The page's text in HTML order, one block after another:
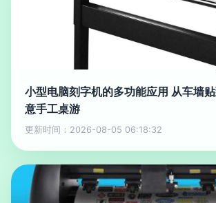
小型电脑刻字机的多功能应用 从车墙
意手工桌游
更新时间：2026-08-05 06:18:32